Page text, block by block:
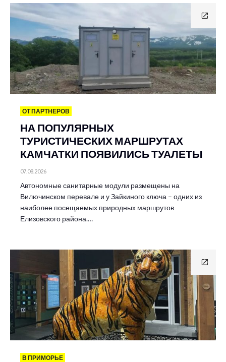
ОТ ПАРТНЕРОВ
НА ПОПУЛЯРНЫХ
ТУРИСТИЧЕСКИХ МАРШРУТАХ
КАМЧАТКИ ПОЯВИЛИСЬ ТУАЛЕТЫ
07.08.2026
Автономные санитарные модули размещены на
Вилючинском перевале и у Зайкиного ключа – одних из
наиболее посещаемых природных маршрутов
Елизовского района.…
В ПРИМОРЬЕ